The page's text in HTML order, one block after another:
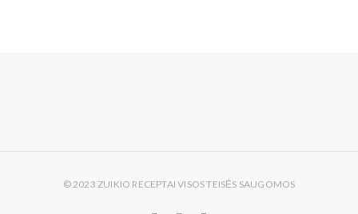
© 2023 ZUIKIO RECEPTAI VISOS TEISĖS SAUGOMOS